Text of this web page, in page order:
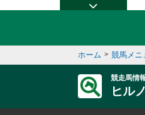
ホーム > 競馬メニ
競走馬情
ヒル